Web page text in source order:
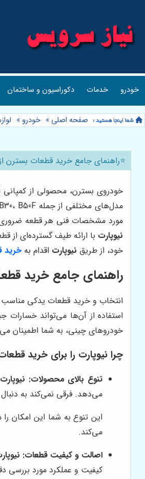
خودرو خدمات دکوراسیون و ساختمان
صفحه اصلی » خودرو »
⭐️راهنمای جامع خرید قطعات بسترن
مورد مشخصات فنی هر قطعه ضروری
نیوپارت با ارائه طیف گسترده‌ای از
خود، از طریق نیوپارت اقدام به خرید
راهنمای جامع خرید
انتخاب و خرید قطعات یدکی مناسب
استفاده از آن‌ها می‌تواند خسارات
خودروهای چینی، به شما اطمینان
چرا نیوپارت را برای خرید
تنوع بالای محصولات: نیوپارت
می‌دهد. فرقی نمی‌کند به دنبال
این تنوع به شما این امکان
می‌کند.
اصالت و کیفیت قطعات:
کیفیت و عملکرد مورد بررسی